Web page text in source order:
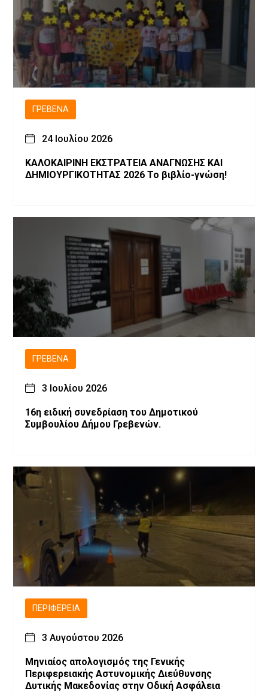
ΓΡΕΒΕΝΆ
24 Ιουλίου 2026
ΚΑΛΟΚΑΙΡΙΝΗ ΕΚΣΤΡΑΤΕΙΑ ΑΝΑΓΝΩΣΗΣ ΚΑΙ
ΔΗΜΙΟΥΡΓΙΚΟΤΗΤΑΣ 2026 Το βιβλίο-γνώση!
ΓΡΕΒΕΝΆ
3 Ιουλίου 2026
16η ειδική συνεδρίαση του Δημοτικού
Συμβουλίου Δήμου Γρεβενών.
ΠΕΡΙΦΈΡΕΙΑ
3 Αυγούστου 2026
Μηνιαίος απολογισμός της Γενικής
Περιφερειακής Αστυνομικής Διεύθυνσης
Δυτικής Μακεδονίας στην Οδική Ασφάλεια